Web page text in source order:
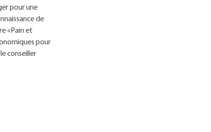
pour une
de
«Pain et
pour
conseiller